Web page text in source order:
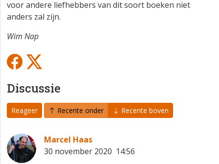
voor andere liefhebbers van dit soort boeken niet
anders zal zijn.
Wim Nap
Discussie
Reageer Recente onder Recente boven
Marcel Haas
30 november 2020 14:56